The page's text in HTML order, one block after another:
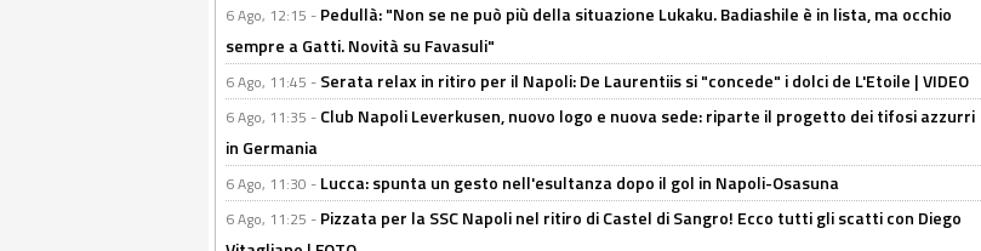
6 Ago, 12:15 - Pedullà: "Non se ne può più della situazione Lukaku. Badiashile è in lista, ma occhio
sempre a Gatti. Novità su Favasuli"
6 Ago, 11:45 - Serata relax in ritiro per il Napoli: De Laurentiis si "concede" i dolci de L'Etoile | VIDEO
6 Ago, 11:35 - Club Napoli Leverkusen, nuovo logo e nuova sede: riparte il progetto dei tifosi azzurri
in Germania
6 Ago, 11:30 - Lucca: spunta un gesto nell'esultanza dopo il gol in Napoli-Osasuna
6 Ago, 11:25 - Pizzata per la SSC Napoli nel ritiro di Castel di Sangro! Ecco tutti gli scatti con Diego